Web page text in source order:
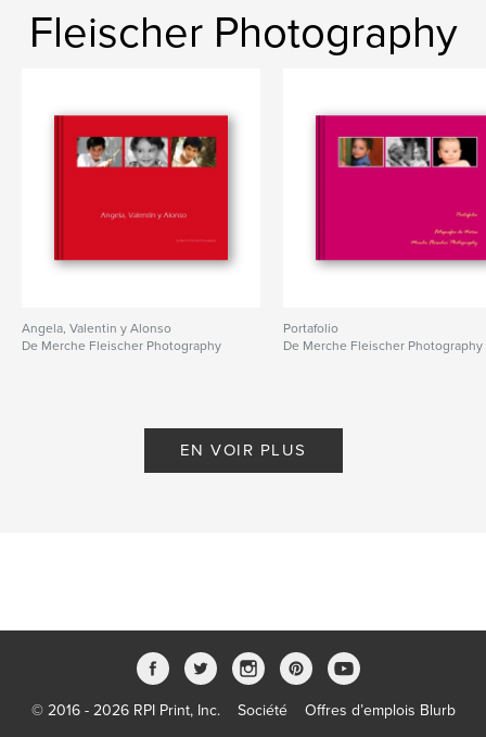
Fleischer Photography
Angela, Valentin y Alonso
De Merche Fleischer Photography
Portafolio
De Merche Fleischer Photography
EN VOIR PLUS
© 2016 - 2026 RPI Print, Inc. Société
Offres d’emplois Blurb